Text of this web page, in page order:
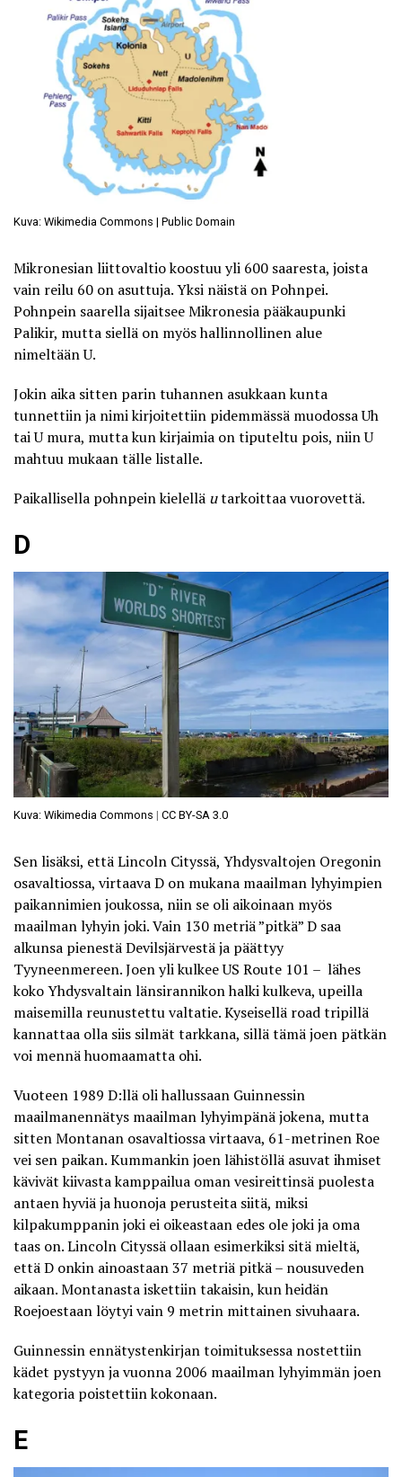
Kuva: Wikimedia Commons | Public Domain
Mikronesian liittovaltio koostuu yli 600 saaresta, joista
vain reilu 60 on asuttuja. Yksi näistä on Pohnpei.
Pohnpein saarella sijaitsee Mikronesia pääkaupunki
Palikir, mutta siellä on myöshallinnollinen alue
nimeltään U.
Jokin aika sitten parin tuhannen asukkaan kunta
tunnettiin ja nimi kirjoitettiin pidemmässä muodossa Uh
tai U mura, mutta kun kirjaimia on tiputeltu pois, niin U
mahtuu mukaan tälle listalle.
Paikallisella pohnpein kielellä utarkoittaa vuorovettä.
D
Kuva: Wikimedia Commons | CC BY-SA 3.0
Sen lisäksi, että Lincoln Cityssä, Yhdysvaltojen Oregonin
osavaltiossa, virtaava D on mukana maailman lyhyimpien
paikannimien joukossa, niin se oli aikoinaan myös
maailman lyhyin joki. Vain 130 metriä ”pitkä” D saa
alkunsa pienestä Devilsjärvestä ja päättyy
Tyyneenmereen. Joen yli kulkee US Route 101 – lähes
koko Yhdysvaltain länsirannikon halki kulkeva, upeilla
maisemilla reunustettu valtatie. Kyseisellä road tripillä
kannattaa olla siis silmät tarkkana, sillä tämä joen pätkän
voi mennä huomaamatta ohi.
Vuoteen 1989 D:llä oli hallussaan Guinnessin
maailmanennätys maailman lyhyimpänä jokena, mutta
sitten Montanan osavaltiossa virtaava, 61-metrinen Roe
vei sen paikan. Kummankin joen lähistöllä asuvat ihmiset
kävivät kiivasta kamppailua oman vesireittinsä puolesta
antaen hyviä ja huonoja perusteita siitä, miksi
kilpakumppanin joki ei oikeastaan edes ole joki ja oma
taas on. Lincoln Cityssä ollaan esimerkiksi sitä mieltä,
että D onkin ainoastaan 37 metriä pitkä – nousuveden
aikaan. Montanasta iskettiin takaisin, kun heidän
Roejoestaan löytyi vain 9 metrin mittainen sivuhaara.
Guinnessin ennätystenkirjan toimituksessa nostettiin
kädet pystyyn ja vuonna 2006 maailman lyhyimmän joen
kategoria poistettiin kokonaan.
E